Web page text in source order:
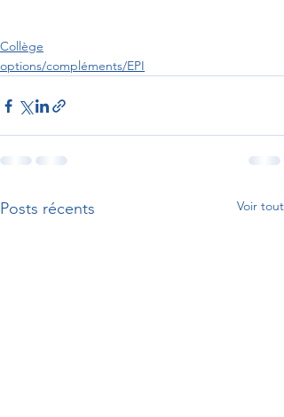
Collège
options/compléments/EPI
Posts récents Voir tout